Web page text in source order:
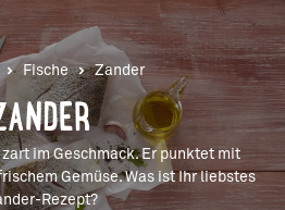
Fische Zander
im Geschmack. Er punktet mit
Gemüse. Was ist Ihr liebstes
Rezept?